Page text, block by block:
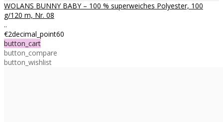
WOLANS BUNNY BABY – 100 % superweiches Polyester, 100
g/120 m, Nr. 08
..
€2decimal_point60
button_cart
button_compare
button_wishlist